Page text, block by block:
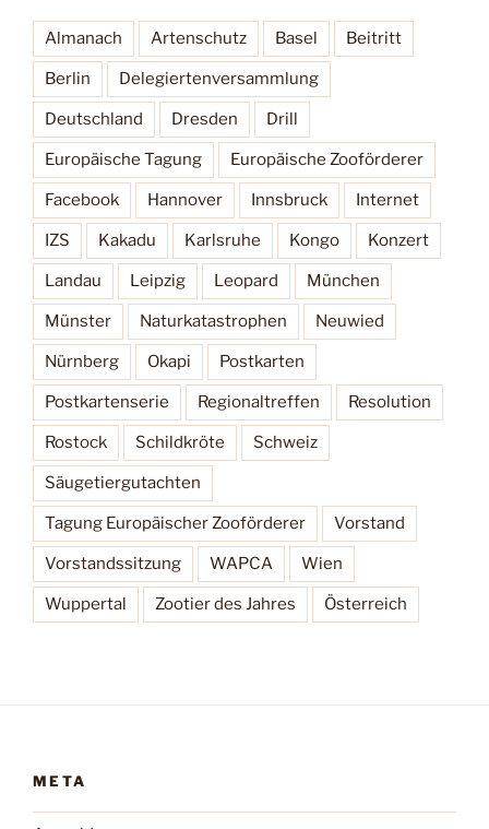
Almanach Artenschutz Basel Beitritt
Berlin Delegiertenversammlung
Deutschland Dresden Drill
Europäische Tagung Europäische Zooförderer
Facebook Hannover Innsbruck Internet
IZS Kakadu Karlsruhe Kongo Konzert
Landau Leipzig Leopard München
Münster Naturkatastrophen Neuwied
Nürnberg Okapi Postkarten
Postkartenserie Regionaltreffen Resolution
Rostock Schildkröte Schweiz
Säugetiergutachten
Tagung Europäischer Zooförderer Vorstand
Vorstandssitzung WAPCA Wien
Wuppertal Zootier des Jahres Österreich
META